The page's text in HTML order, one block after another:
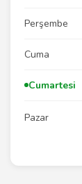
Perşembe
Cuma
Cumartesi
Pazar